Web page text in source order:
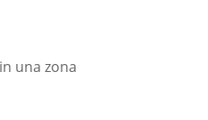
una zona